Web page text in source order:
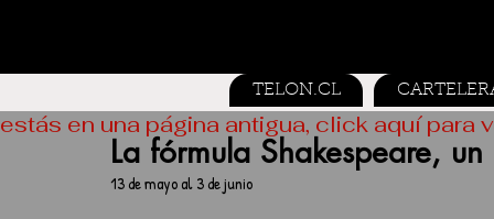
TELON.CL
La fórmula Shakespeare,
13 de mayo al 3 de junio
estás en una página antigua, click aquí para